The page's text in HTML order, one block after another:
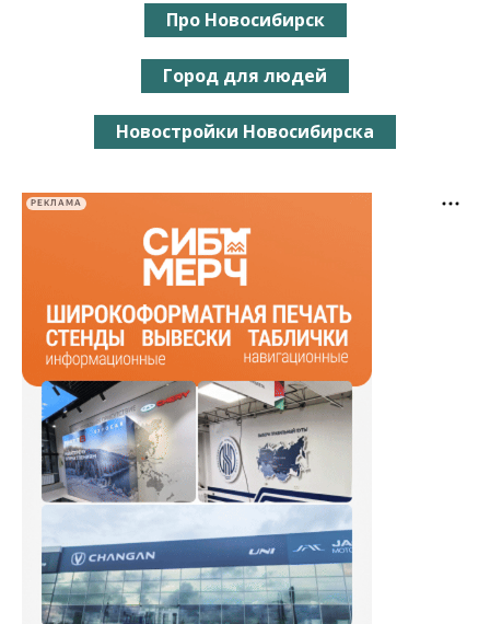
Про Новосибирск
Город для людей
Новостройки Новосибирска
РЕКЛАМА